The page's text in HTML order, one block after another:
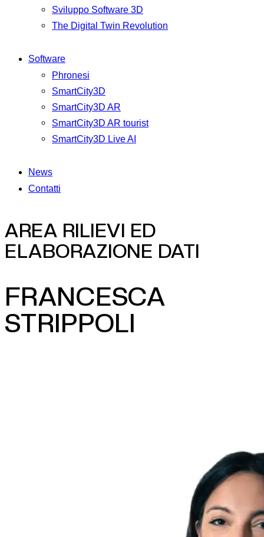
Sviluppo Software 3D
The Digital Twin Revolution
Software
Phronesi
SmartCity3D
SmartCity3D AR
SmartCity3D AR tourist
SmartCity3D Live AI
News
Contatti
AREA RILIEVI ED
ELABORAZIONE DATI
FRANCESCA
STRIPPOLI